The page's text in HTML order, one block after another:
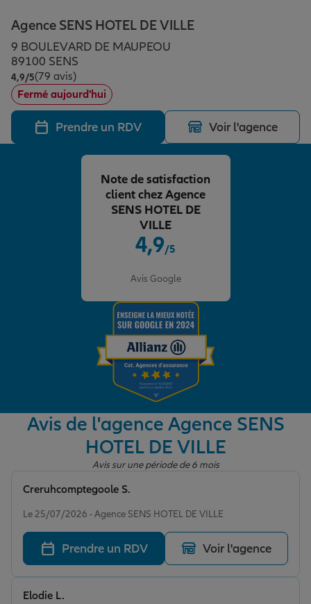
Assurance animal de compagnie
Protection juridique
Plan épargne retraite
Assurance vie
Placements financiers
Investissements immobiliers
Vos projets
Partir en vacances
Déménager
Changer de voiture
Préparer l’avenir
Conseil assurance
Garantie des accidents de la vie
Protection juridique
Retraite
Tous nos devis d'assurance
Agence SENS HOTEL DE VILLE
9 BOULEVARD DE MAUPEOU
89100 SENS
4,9/5Note de 4.9 sur 5
(79 avis)
Fermé aujourd'hui
Prendre un RDV Voir l'agence
4,9/5
Avis Google
Note de satisfaction
client chez Agence
SENS HOTEL DE
VILLE
Avis de l'agence Agence SENS
HOTEL DE VILLE
Avis sur une période de 6 mois
Le 25/07/2026 - Agence SENS HOTEL DE VILLE
Creruhcomptegoole S.
Prendre un RDV Voir l'agence
Elodie L.